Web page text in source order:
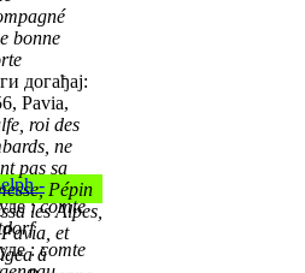
bonne
догађај:
Pavia,
roi des
ne
pas sa
Pépin
les Alpes,
et
à
-
:comte
:comte